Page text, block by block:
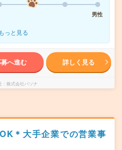
男性
もっと見る
へ進む 詳しく見る
株式会社パソナ
＊大手企業での営業事